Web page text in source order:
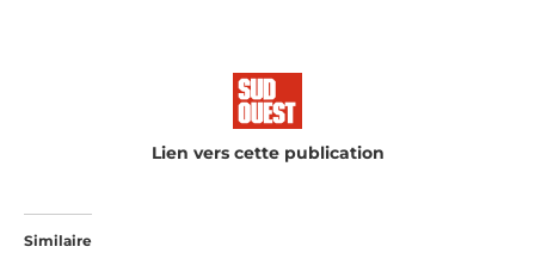
Lien vers cette publication
Similaire